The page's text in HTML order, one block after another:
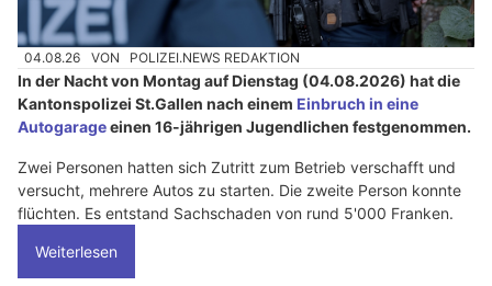
04.08.26 VON POLIZEI.NEWS REDAKTION
In der Nacht von Montag auf Dienstag (04.08.2026) hat die
Kantonspolizei St.Gallen nach einem Einbruch in eine
Autogarageeinen 16-jährigen Jugendlichen festgenommen.
Zwei Personen hatten sich Zutritt zum Betrieb verschafft und
versucht, mehrere Autos zu starten. Die zweite Person konnte
flüchten. Es entstand Sachschaden von rund 5'000 Franken.
Weiterlesen